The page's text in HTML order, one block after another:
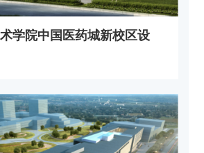
学院中国医药城新校区设